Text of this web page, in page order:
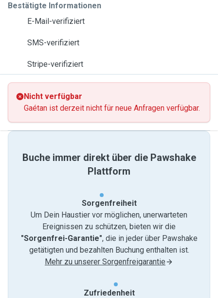
Bestätigte Informationen
E-Mail-verifiziert
SMS-verifiziert
Stripe-verifiziert
Nicht verfügbar
Gaétan ist derzeit nicht für neue Anfragen verfügbar.
Buche immer direkt über die Pawshake
Plattform
Sorgenfreiheit
Um Dein Haustier vor möglichen, unerwarteten
Ereignissen zu schützen, bieten wir die
"Sorgenfrei-Garantie", die in jeder über Pawshake
getätigten und bezahlten Buchung enthalten ist.
Mehr zu unserer Sorgenfreigarantie
Zufriedenheit